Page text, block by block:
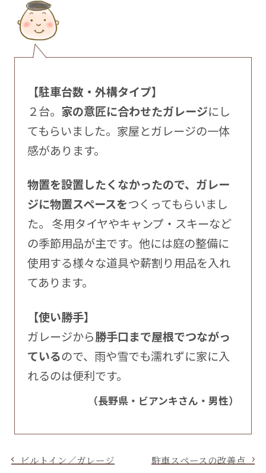
【駐車台数・外構タイプ】
２台。 家の意匠に合わせたガレージにし
てもらいました。家屋とガレージの一体
感があります。
物置を設置したくなかったので、ガレー
ジに物置スペースをつくってもらいまし
た。 冬用タイヤやキャンプ・スキーなど
の季節用品が主です。他には庭の整備に
使用する様々な道具や薪割り用品を入れ
てあります。
【使い勝手】
ガレージから勝手口まで屋根でつながっ
ているので、雨や雪でも濡れずに家に入
れるのは便利です。
（長野県・ビアンキさん・男性）
ビルトイン／ガレージ 駐車スペースの改善点